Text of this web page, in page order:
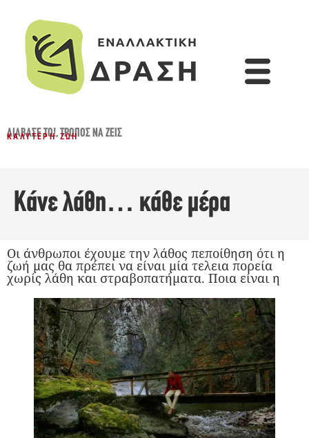
ΔΙΆΒΑΣΈ ΤΟ!,ΤΡΌΠΟΣ ΝΑ ΖΕΙΣ
ΚΑΛΎΤΕΡΗ ΖΩΉ
Κάνε λάθη… κάθε μέρα
Οι άνθρωποι έχουμε την λάθος πεποίθηση ότι η
ζωή μας θα πρέπει να είναι μία τελεια πορεία
χωρίς λάθη και στραβοπατήματα. Ποια είναι η